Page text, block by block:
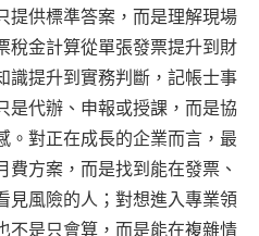
提供標準答案，而是理解現場
稅金計算從單張發票提升到財
識提升到實務判斷，記帳士事
是代辦、申報或授課，而是協
。對正在成長的企業而言，最
方案，而是找到能在發票、
見風險的人；對想進入專業領
不是只會算，而是能在複雜情